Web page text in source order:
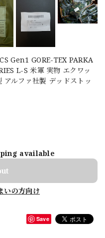
Gen1 GORE-TEX PARKA
L-S 米軍 実物 エクワッ
アルファ社製 デッドストッ
available
いの方向け
Save